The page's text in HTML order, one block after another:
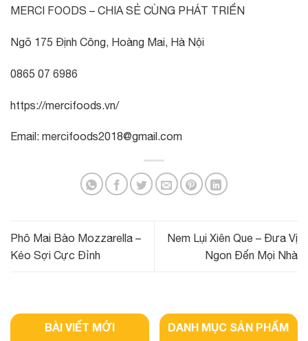
BÀI VIẾT MỚI DANH MỤC SẢN PHẨM
MERCI FOODS – CHIA SẺ CÙNG PHÁT TRIỂN
Ngõ 175 Định Công, Hoàng Mai, Hà Nội
0865 07 6986
https://mercifoods.vn/
Email: mercifoods2018@gmail.com
Phô Mai Bào Mozzarella –
Kéo Sợi Cực Đỉnh
Nem Lụi Xiên Que – Đưa Vị
Ngon Đến Mọi Nhà